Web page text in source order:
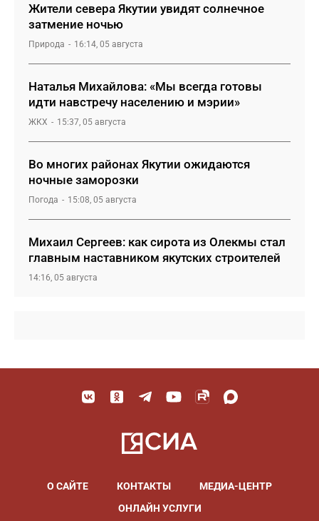
Жители севера Якутии увидят солнечное
затмение ночью
Природа 16:14, 05 августа
Наталья Михайлова: «Мы всегда готовы
идти навстречу населению и мэрии»
ЖКХ 15:37, 05 августа
Во многих районах Якутии ожидаются
ночные заморозки
Погода 15:08, 05 августа
Михаил Сергеев: как сирота из Олекмы стал
главным наставником якутских строителей
14:16, 05 августа
О САЙТЕ КОНТАКТЫ
МЕДИА-ЦЕНТР
ОНЛАЙН УСЛУГИ